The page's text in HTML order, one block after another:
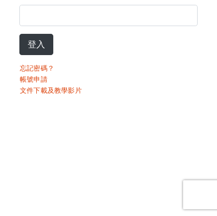
登入
忘記密碼？
帳號申請
文件下載及教學影片